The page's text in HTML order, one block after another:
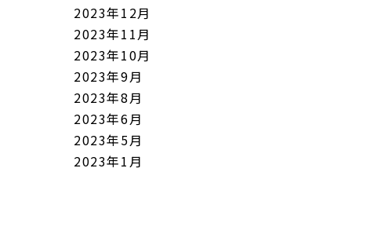
2023年12月
2023年11月
2023年10月
2023年9月
2023年8月
2023年6月
2023年5月
2023年1月